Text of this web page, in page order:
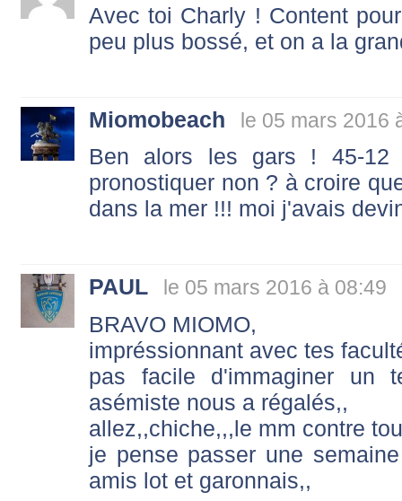
Avec toi Charly ! Content
peu plus bossé, et on a la
Miomobeach le 05 mars 2016
Ben alors les gars ! 45-12
pronostiquer non ? à croire
dans la mer !!! moi j'avais
PAUL le 05 mars 2016 à 08:49
BRAVO MIOMO,
impréssionnant avec tes
pas facile d'immaginer un
asémiste nous a régalés,,
allez,,chiche,,,le mm contre
je pense passer une
amis lot et garonnais,,